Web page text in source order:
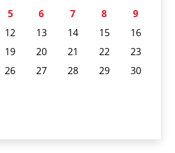
5 6 7 8
9
12 13 14 15
16
19 20 21 22
23
26 27 28 29
30